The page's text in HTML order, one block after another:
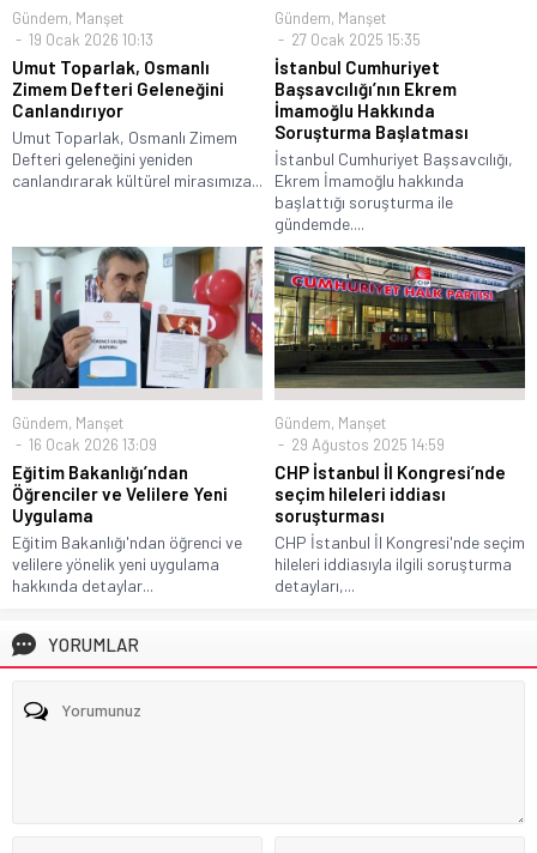
Gündem, Manşet
19 Ocak 2026 10:13
Umut Toparlak, Osmanlı
Zimem Defteri Geleneğini
Canlandırıyor
Umut Toparlak, Osmanlı Zimem
Defteri geleneğini yeniden
canlandırarak kültürel mirasımıza...
Gündem, Manşet
27 Ocak 2025 15:35
İstanbul Cumhuriyet
Başsavcılığı’nın Ekrem
İmamoğlu Hakkında
Soruşturma Başlatması
İstanbul Cumhuriyet Başsavcılığı,
Ekrem İmamoğlu hakkında
başlattığı soruşturma ile
gündemde....
Gündem, Manşet
16 Ocak 2026 13:09
Eğitim Bakanlığı’ndan
Öğrenciler ve Velilere Yeni
Uygulama
Eğitim Bakanlığı'ndan öğrenci ve
velilere yönelik yeni uygulama
hakkında detaylar...
Gündem, Manşet
29 Ağustos 2025 14:59
CHP İstanbul İl Kongresi’nde
seçim hileleri iddiası
soruşturması
CHP İstanbul İl Kongresi'nde seçim
hileleri iddiasıyla ilgili soruşturma
detayları,...
YORUMLAR